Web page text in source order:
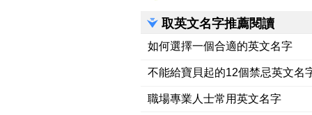
取英文名字推薦閱讀
如何選擇一個合適的英文名字
不能給寶貝起的12個禁忌英文名
職場專業人士常用英文名字